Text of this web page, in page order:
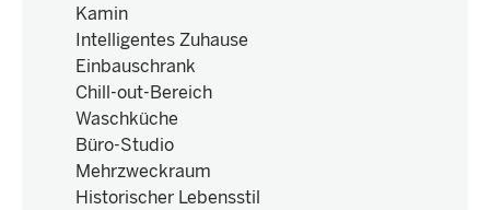
Kamin
Intelligentes Zuhause
Einbauschrank
Chill-out-Bereich
Waschküche
Büro-Studio
Mehrzweckraum
Historischer Lebensstil